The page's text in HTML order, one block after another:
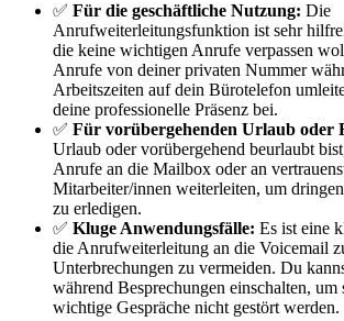
✅ Für die geschäftliche Nutzung: Die
Anrufweiterleitungsfunktion ist sehr
die keine wichtigen Anrufe verpassen
Anrufe von deiner privaten Nummer
Arbeitszeiten auf dein Bürotelefon
deine professionelle Präsenz bei.
✅ Für vorübergehenden Urlaub oder
Urlaub oder vorübergehend beurlaubt
Anrufe an die Mailbox oder an
Mitarbeiter/innen weiterleiten, um
zu erledigen.
✅ Kluge Anwendungsfälle: Es ist eine
die Anrufweiterleitung an die Voicemail
Unterbrechungen zu vermeiden. Du
während Besprechungen einschalten, um
wichtige Gespräche nicht gestört werden.